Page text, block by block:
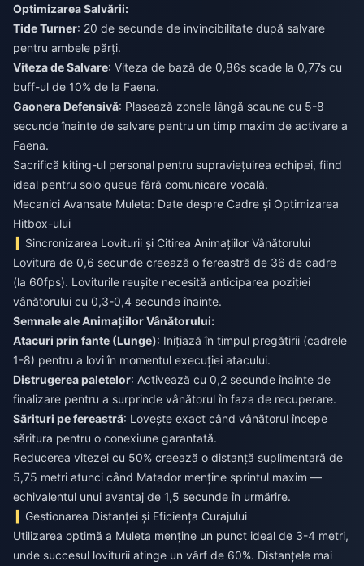
Optimizarea Salvării:
Tide Turner: 20 de secunde de invincibilitate după salvare
pentru ambele părți.
Viteza de Salvare: Viteza de bază de 0,86s scade la 0,77s cu
buff-ul de 10% de la Faena.
Gaonera Defensivă: Plasează zonele lângă scaune cu 5-8
secunde înainte de salvare pentru un timp maxim de activare a
Faena.
Sacrifică kiting-ul personal pentru supraviețuirea echipei, fiind
ideal pentru solo queue fără comunicare vocală.
Mecanici Avansate Muleta: Date despre Cadre și Optimizarea
Hitbox-ului
Sincronizarea Loviturii și Citirea Animațiilor Vânătorului
Lovitura de 0,6 secunde creează o fereastră de 36 de cadre
(la 60fps). Loviturile reușite necesită anticiparea poziției
vânătorului cu 0,3-0,4 secunde înainte.
Semnale ale Animațiilor Vânătorului:
Atacuri prin fante (Lunge): Inițiază în timpul pregătirii (cadrele
1-8) pentru a lovi în momentul execuției atacului.
Distrugerea paletelor: Activează cu 0,2 secunde înainte de
finalizare pentru a surprinde vânătorul în faza de recuperare.
Sărituri pe fereastră: Lovește exact când vânătorul începe
săritura pentru o conexiune garantată.
Reducerea vitezei cu 50% creează o distanță suplimentară de
5,75 metri atunci când Matador menține sprintul maxim —
echivalentul unui avantaj de 1,5 secunde în urmărire.
Gestionarea Distanței și Eficiența Curajului
Utilizarea optimă a Muleta menține un punct ideal de 3-4 metri,
unde succesul loviturii atinge un vârf de 60%. Distanțele mai